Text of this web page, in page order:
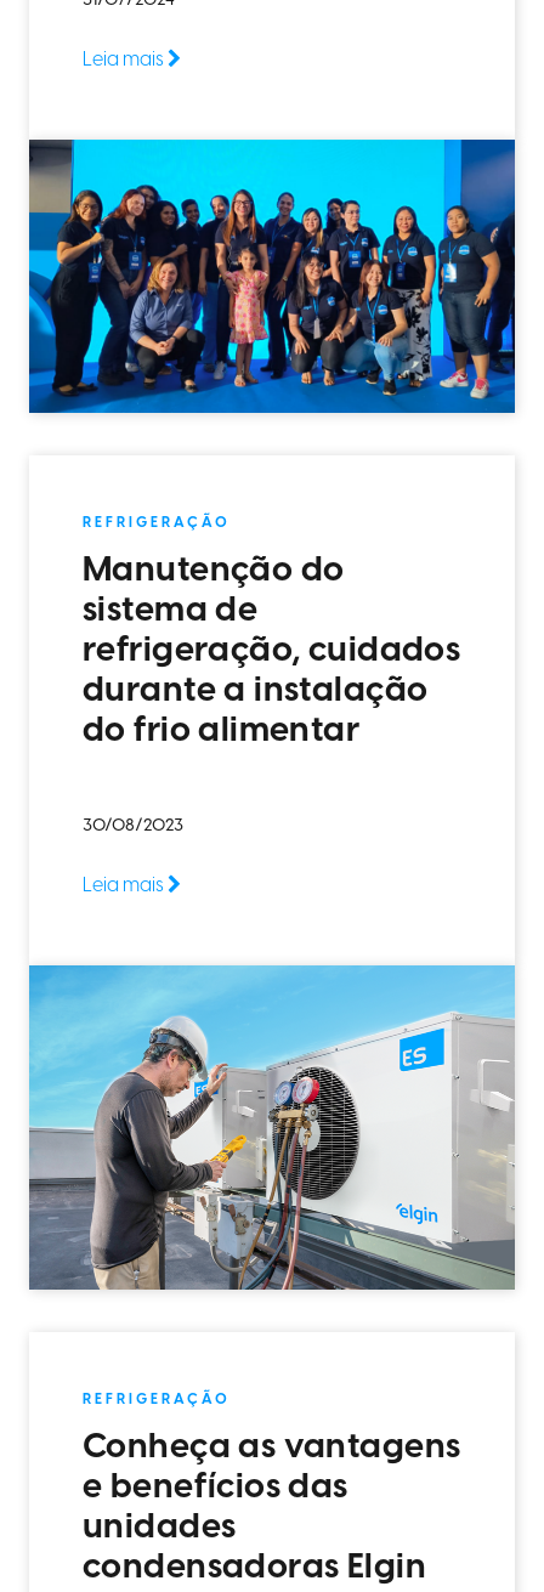
Leia mais
REFRIGERAÇÃO
Manutenção do
sistema de
refrigeração, cuidados
durante a instalação
do frio alimentar
30/08/2023
Leia mais
REFRIGERAÇÃO
Conheça as vantagens
e benefícios das
unidades
condensadoras Elgin